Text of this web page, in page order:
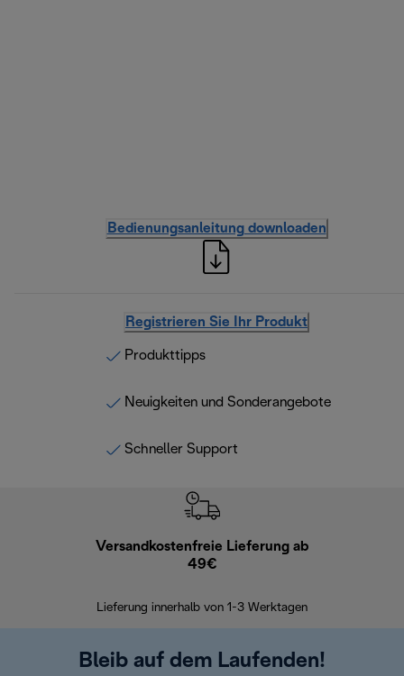
Bedienungsanleitung downloaden
Registrieren Sie Ihr Produkt
Produkttipps
Neuigkeiten und Sonderangebote
Schneller Support
Versandkostenfreie Lieferung ab
49€
Lieferung innerhalb von 1-3 Werktagen
Bleib auf dem Laufenden!